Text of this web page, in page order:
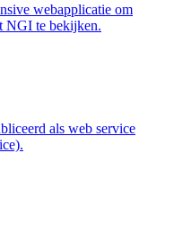
webapplicatie om
NGI te bekijken.
als web service